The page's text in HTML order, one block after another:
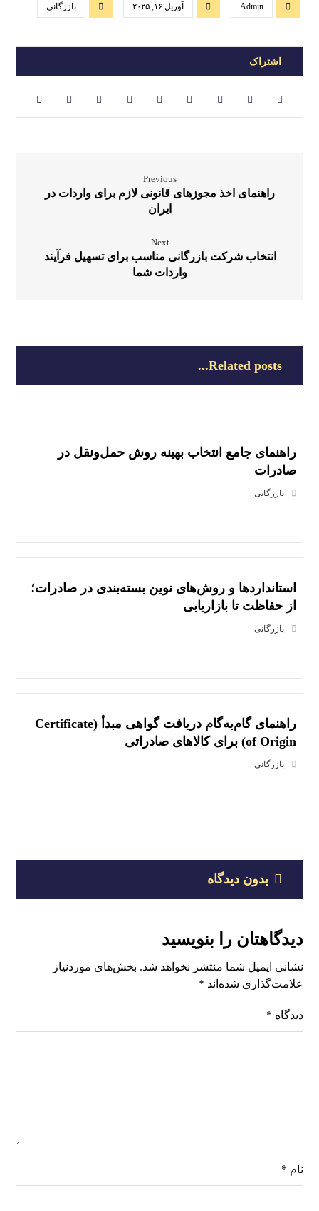
Admin آوریل ۱۶, ۲۰۲۵ بازرگانی
Previous
راهنمای اخذ مجوزهای قانونی لازم برای واردات در
ایران
Next
انتخاب شرکت بازرگانی مناسب برای تسهیل فرآیند
واردات شما
Related posts...
راهنمای جامع انتخاب بهینه روش حمل‌ونقل در
صادرات
بازرگانی
استانداردها و روش‌های نوین بسته‌بندی در صادرات؛
از حفاظت تا بازاریابی
بازرگانی
راهنمای گام‌به‌گام دریافت گواهی مبدأ (Certificate
of Origin) برای کالاهای صادراتی
بازرگانی
بدون دیدگاه
دیدگاهتان را بنویسید
نشانی ایمیل شما منتشر نخواهد شد. بخش‌های موردنیاز
علامت‌گذاری شده‌اند *
دیدگاه *
نام *